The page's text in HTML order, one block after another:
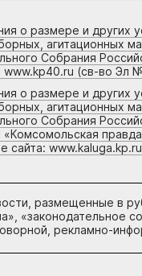
о размере и других
агитационных
Собрания
www.kp40.ru (св-во Эл
о размере и других
агитационных
Собрания
«Комсомольская
сайта: www.kaluga.kp.ru
размещенные в
«законодательное
рекламно-